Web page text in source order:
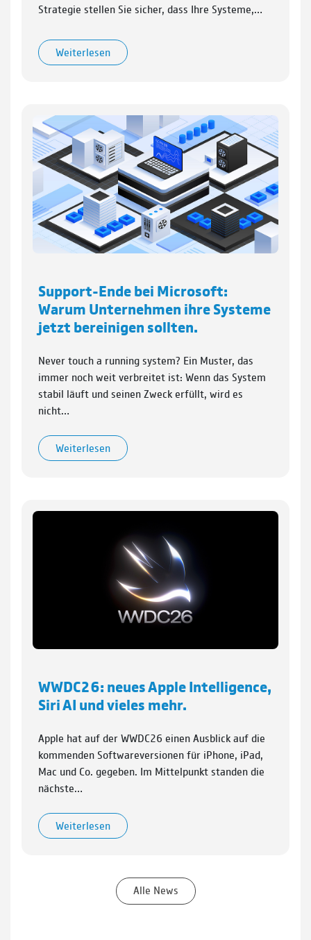
Strategie stellen Sie sicher, dass Ihre Systeme,…
Weiterlesen
Support-Ende bei Microsoft:
Warum Unternehmen ihre Systeme
jetzt bereinigen sollten.
Never touch a running system? Ein Muster, das
immer noch weit verbreitet ist: Wenn das System
stabil läuft und seinen Zweck erfüllt, wird es
nicht…
Weiterlesen
WWDC26: neues Apple Intelligence,
Siri AI und vieles mehr.
Apple hat auf der WWDC26 einen Ausblick auf die
kommenden Softwareversionen für iPhone, iPad,
Mac und Co. gegeben. Im Mittelpunkt standen die
nächste…
Weiterlesen
Alle News